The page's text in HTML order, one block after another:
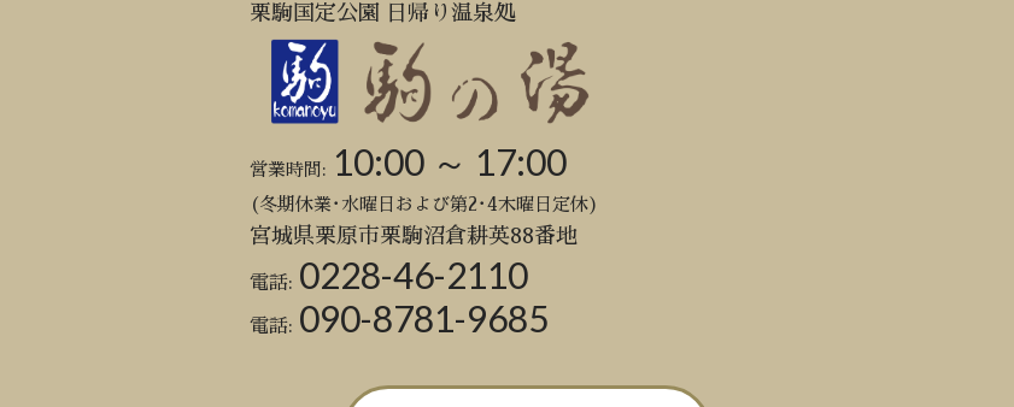
栗駒国定公園 日帰り温泉処
営業時間: 10:00 ～ 17:00
(冬期休業･水曜日および第2･4木曜日定休)
宮城県栗原市栗駒沼倉耕英88番地
電話: 0228-46-2110
電話: 090-8781-9685